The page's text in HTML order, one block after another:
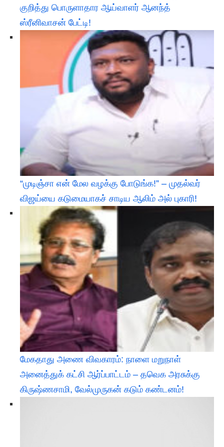
குறித்து பொருளாதார ஆய்வாளர் ஆனந்த்
ஸ்ரீனிவாசன் பேட்டி!
“முடிஞ்சா என் மேல வழக்கு போடுங்க!” – முதல்வர்
விஜய்யை கடுமையாகச் சாடிய ஆலிம் அல் புகாரி!
மேகதாது அணை விவகாரம்: நாளை மறுநாள்
அனைத்துக் கட்சி ஆர்ப்பாட்டம் – தவெக அரசுக்கு
கிருஷ்ணசாமி, வேல்முருகன் கடும் கண்டனம்!